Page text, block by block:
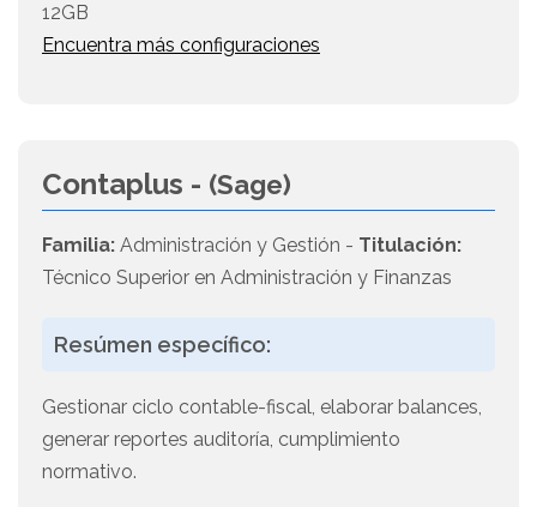
12GB
Encuentra más configuraciones
Contaplus - (Sage)
Familia: Administración y Gestión - Titulación:
Técnico Superior en Administración y Finanzas
Resúmen específico:
Gestionar ciclo contable-fiscal, elaborar balances,
generar reportes auditoría, cumplimiento
normativo.